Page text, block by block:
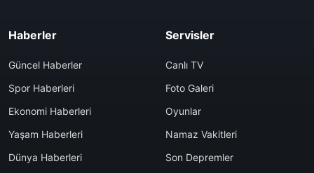
Haberler
Güncel Haberler
Spor Haberleri
Ekonomi Haberleri
Yaşam Haberleri
Dünya Haberleri
Servisler
Canlı TV
Foto Galeri
Oyunlar
Namaz Vakitleri
Son Depremler